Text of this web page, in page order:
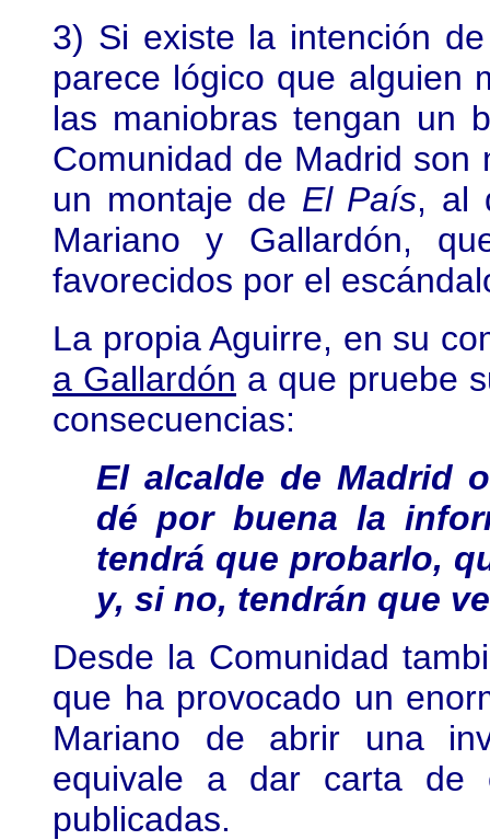
3) Si existe la intención
parece lógico que alguien
las maniobras tengan un
Comunidad de Madrid son
un montaje de El País, al
Mariano y Gallardón,
favorecidos por el
La propia Aguirre, en su
a Gallardón a que pruebe
consecuencias:
El alcalde de Madrid
dé por buena la
tendrá que probarlo,
y, si no, tendrán que
Desde la Comunidad
que ha provocado un
Mariano de abrir una
equivale a dar carta de
publicadas.